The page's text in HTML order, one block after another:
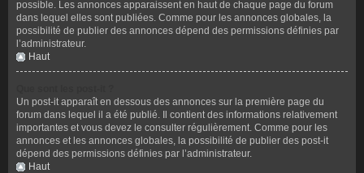
possible. Les annonces apparaissent en haut de chaque page du forum
dans lequel elles sont publiées. Comme pour les annonces globales, la
possibilité de publier des annonces dépend des permissions définies par
l’administrateur.
Haut
Un post-it apparaît en dessous des annonces sur la première page du
forum dans lequel il a été publié. Il contient des informations relativement
importantes et vous devez le consulter régulièrement. Comme pour les
annonces et les annonces globales, la possibilité de publier des post-it
dépend des permissions définies par l’administrateur.
Haut